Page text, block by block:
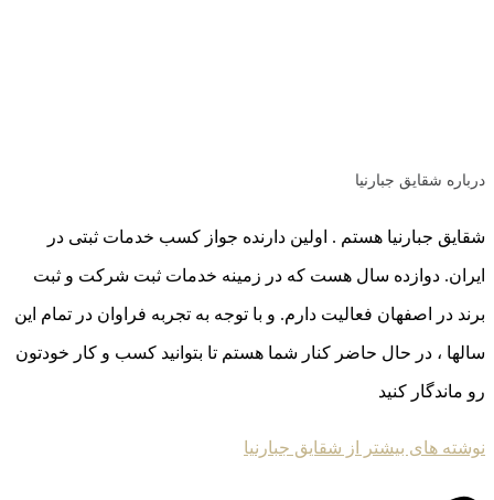
درباره شقایق جبارنیا
شقایق جبارنیا هستم . اولین دارنده جواز کسب خدمات ثبتی در
ایران. دوازده سال هست که در زمینه خدمات ثبت شرکت و ثبت
برند در اصفهان فعالیت دارم. و با توجه به تجربه فراوان در تمام این
سالها ، در حال حاضر کنار شما هستم تا بتوانید کسب و کار خودتون
رو ماندگار کنید
نوشته های بیشتر از شقایق جبارنیا